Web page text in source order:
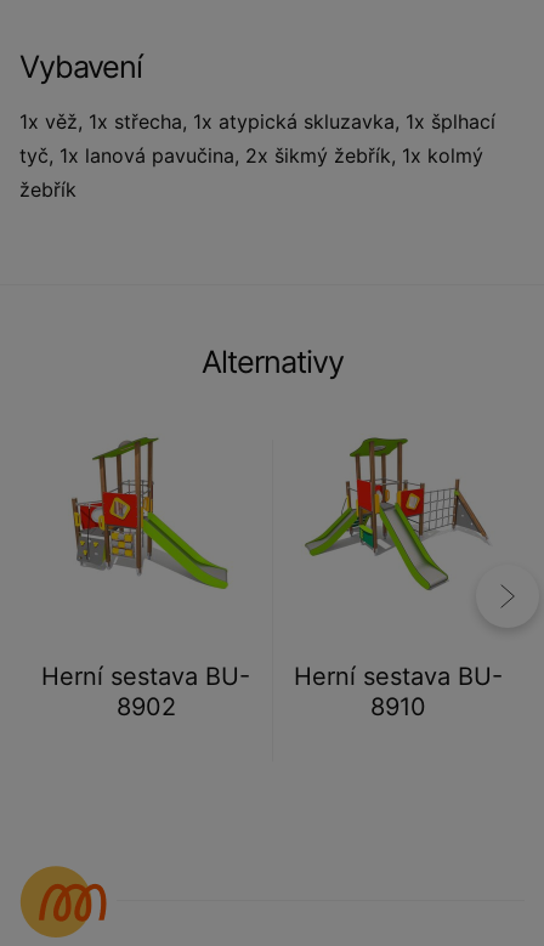
Vybavení
1x věž, 1x střecha, 1x atypická skluzavka, 1x šplhací
tyč, 1x lanová pavučina, 2x šikmý žebřík, 1x kolmý
žebřík
Alternativy
Herní sestava BU-
8902
Herní sestava BU-
8910